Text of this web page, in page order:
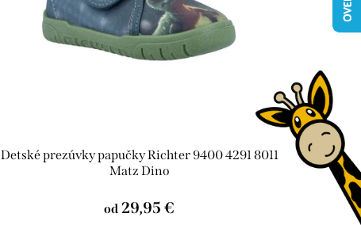
Detské prezúvky papučky Richter 9400 4291 8011
Matz Dino
od 29,95 €